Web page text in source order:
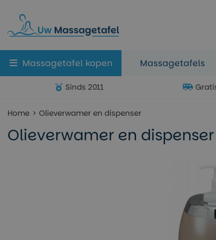
Massagetafel kopen Massagetafels
Sinds 2011
Home Olieverwamer en dispenser
Olieverwamer en dispenser